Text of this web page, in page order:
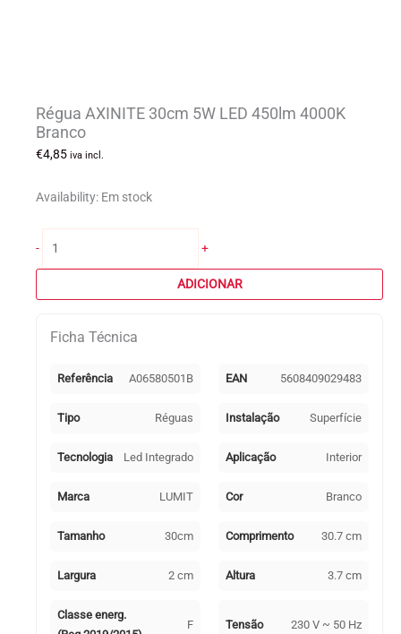
Régua AXINITE 30cm 5W LED 450lm 4000K
Branco
€4,85 iva incl.
Availability: Em stock
-
AXINITE
5W
450lm
Branco
+
ADICIONAR
Ficha Técnica
Referência A06580501B EAN 5608409029483
Tipo Réguas Instalação Superfície
Tecnologia Led Integrado Aplicação Interior
Marca LUMIT Cor Branco
Tamanho 30cm Comprimento 30.7 cm
Largura 2 cm Altura 3.7 cm
Classe energ.
F Tensão 230 V ~ 50 Hz